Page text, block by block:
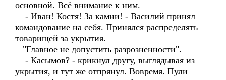
основной. Всё внимание к ним.
- Иван! Костя! За камни! - Василий принял
командование на себя. Принялся распределять
товарищей за укрытия.
"Главное не допустить разрозненности".
- Касымов? - крикнул другу, выглядывая из
укрытия, и тут же отпрянул. Вовремя. Пули